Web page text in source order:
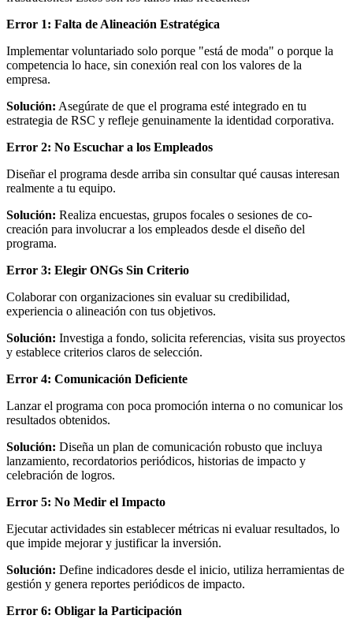
Error 1: Falta de Alineación Estratégica
Implementar voluntariado solo porque "está de moda" o porque la
competencia lo hace, sin conexión real con los valores de la
empresa.
Solución: Asegúrate de que el programa esté integrado en tu
estrategia de RSC y refleje genuinamente la identidad corporativa.
Error 2: No Escuchar a los Empleados
Diseñar el programa desde arriba sin consultar qué causas interesan
realmente a tu equipo.
Solución: Realiza encuestas, grupos focales o sesiones de co-
creación para involucrar a los empleados desde el diseño del
programa.
Error 3: Elegir ONGs Sin Criterio
Colaborar con organizaciones sin evaluar su credibilidad,
experiencia o alineación con tus objetivos.
Solución: Investiga a fondo, solicita referencias, visita sus proyectos
y establece criterios claros de selección.
Error 4: Comunicación Deficiente
Lanzar el programa con poca promoción interna o no comunicar los
resultados obtenidos.
Solución: Diseña un plan de comunicación robusto que incluya
lanzamiento, recordatorios periódicos, historias de impacto y
celebración de logros.
Error 5: No Medir el Impacto
Ejecutar actividades sin establecer métricas ni evaluar resultados, lo
que impide mejorar y justificar la inversión.
Solución: Define indicadores desde el inicio, utiliza herramientas de
gestión y genera reportes periódicos de impacto.
Error 6: Obligar la Participación